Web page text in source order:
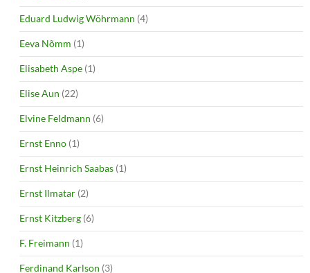
Eduard Ludwig Wöhrmann (4)
Eeva Nõmm (1)
Elisabeth Aspe (1)
Elise Aun (22)
Elvine Feldmann (6)
Ernst Enno (1)
Ernst Heinrich Saabas (1)
Ernst Ilmatar (2)
Ernst Kitzberg (6)
F. Freimann (1)
Ferdinand Karlson (3)